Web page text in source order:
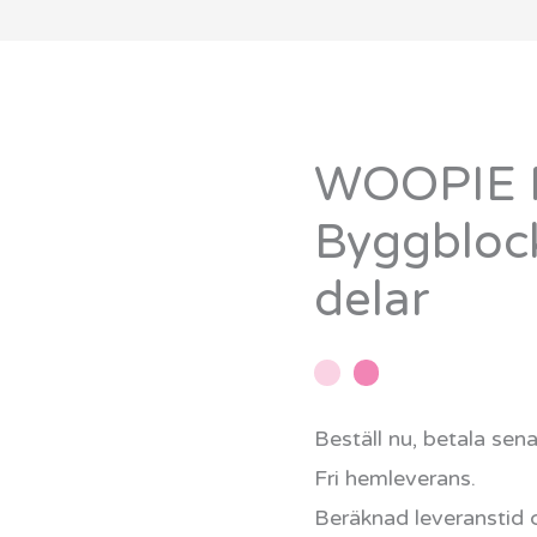
delar
Beställ nu, betala
Fri hemleverans.
Beräknad leveranstid
WOOPIE
Byggblock
Kulbana
delar